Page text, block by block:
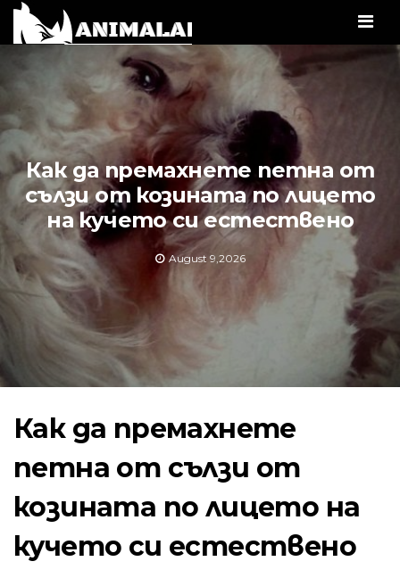
Как да премахнете петна от
сълзи от козината по лицето
на кучето си естествено
August 9,2026
Как да премахнете
петна от сълзи от
козината по лицето на
кучето си естествено